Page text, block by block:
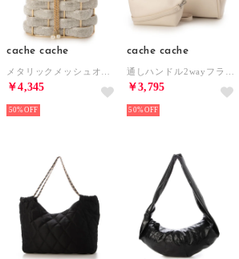
cache cache
￥4,345
50%
cache cache
￥3,795
50%